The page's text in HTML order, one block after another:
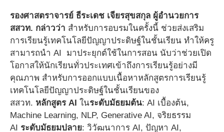
รองศาสตราจารย์ ธีระเดช เจียรสุขสกุล ผู้อำนวยการ
สสวท. กล่าวว่า สำหรับการอบรมในครั้งนี้ ช่วยส่งเสริม
การเรียนรู้เทคโนโลยีปัญญาประดิษฐ์ในชั้นเรียน ทำให้ครู
สามารถนำ AI มาประยุกต์ใช้ในการสอน นับว่าช่วยเปิด
โอกาสให้นักเรียนทั่วประเทศเข้าถึงการเรียนรู้อย่างมี
คุณภาพ สำหรับการออกแบบเนื้อหาหลักสูตรการเรียนรู้
เทคโนโลยีปัญญาประดิษฐ์ในชั้นเรียนของ
สสวท. หลักสูตร AI ในระดับมัธยมต้น: AI เบื้องต้น,
Machine Learning, NLP, Generative AI, จริยธรรม
AI ระดับมัธยมปลาย: วิวัฒนาการ AI, ปัญหา AI,